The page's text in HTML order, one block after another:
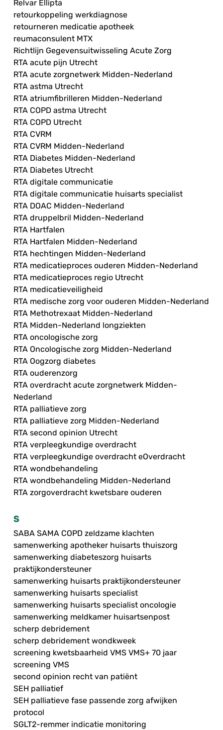
Relvar Ellipta
retourkoppeling werkdiagnose
retourneren medicatie apotheek
reumaconsulent MTX
Richtlijn Gegevensuitwisseling Acute Zorg
RTA acute pijn Utrecht
RTA acute zorgnetwerk Midden-Nederland
RTA astma Utrecht
RTA atriumfibrilleren Midden-Nederland
RTA COPD astma Utrecht
RTA COPD Utrecht
RTA CVRM
RTA CVRM Midden-Nederland
RTA Diabetes Midden-Nederland
RTA Diabetes Utrecht
RTA digitale communicatie
RTA digitale communicatie huisarts specialist
RTA DOAC Midden-Nederland
RTA druppelbril Midden-Nederland
RTA Hartfalen
RTA Hartfalen Midden-Nederland
RTA hechtingen Midden-Nederland
RTA medicatieproces ouderen Midden-Nederland
RTA medicatieproces regio Utrecht
RTA medicatieveiligheid
RTA medische zorg voor ouderen Midden-Nederland
RTA Methotrexaat Midden-Nederland
RTA Midden-Nederland longziekten
RTA oncologische zorg
RTA Oncologische zorg Midden-Nederland
RTA Oogzorg diabetes
RTA ouderenzorg
RTA overdracht acute zorgnetwerk Midden-
Nederland
RTA palliatieve zorg
RTA palliatieve zorg Midden-Nederland
RTA second opinion Utrecht
RTA verpleegkundige overdracht
RTA verpleegkundige overdracht eOverdracht
RTA wondbehandeling
RTA wondbehandeling Midden-Nederland
RTA zorgoverdracht kwetsbare ouderen
S
SABA SAMA COPD zeldzame klachten
samenwerking apotheker huisarts thuiszorg
samenwerking diabeteszorg huisarts
praktijkondersteuner
samenwerking huisarts praktijkondersteuner
samenwerking huisarts specialist
samenwerking huisarts specialist oncologie
samenwerking meldkamer huisartsenpost
scherp debridement
scherp debridement wondkweek
screening kwetsbaarheid VMS VMS+ 70 jaar
screening VMS
second opinion recht van patiënt
SEH palliatief
SEH palliatieve fase passende zorg afwijken
protocol
SGLT2-remmer indicatie monitoring